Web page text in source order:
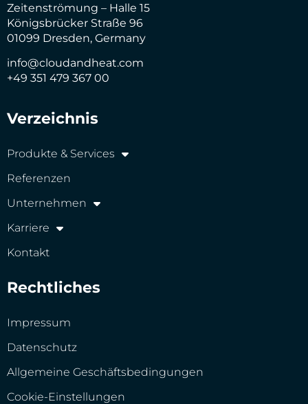
Zeitenströmung – Halle 15
Königsbrücker Straße 96
01099 Dresden, Germany
info@cloudandheat.com
+49 351 479 367 00
Verzeichnis
Produkte & Services
Referenzen
Unternehmen
Karriere
Kontakt
Rechtliches
Impressum
Datenschutz
Allgemeine Geschäftsbedingungen
Cookie-Einstellungen